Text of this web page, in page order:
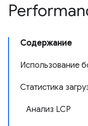
Содержание
Использование
Статистика
Анализ LCP